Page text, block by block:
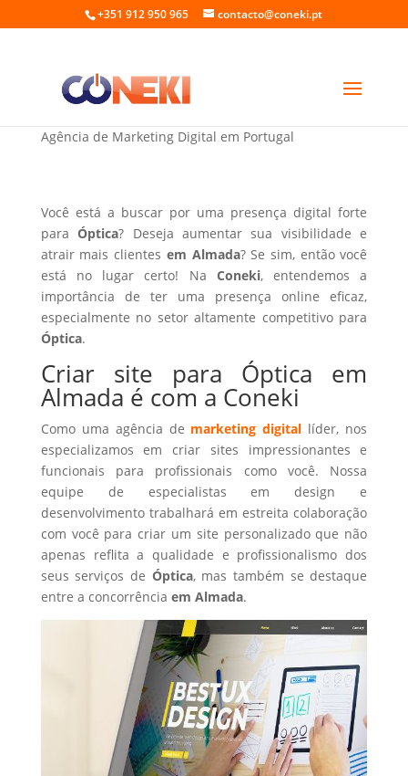
+351 912 950 965 contacto@coneki.pt
Criar site para Óptica em Almada
Agência de Marketing Digital em Portugal
Você está a buscar por uma presença digital forte
paraÓptica? Deseja aumentar sua visibilidade e
atrair mais clientes em Almada? Se sim, então você
está no lugar certo! Na Coneki, entendemos a
importância de ter uma presença online eficaz,
especialmente no setor altamente competitivo para
Óptica.
Criar site para Óptica em
Almada é com a Coneki
Como uma agência de marketing digital líder, nos
especializamos em criar sites impressionantes e
funcionais para profissionais como você. Nossa
equipe de especialistas em design e
desenvolvimento trabalhará em estreita colaboração
com você para criar um site personalizado que não
apenas reflita a qualidade e profissionalismo dos
seus serviços de Óptica, mas também se destaque
entre a concorrência em Almada.